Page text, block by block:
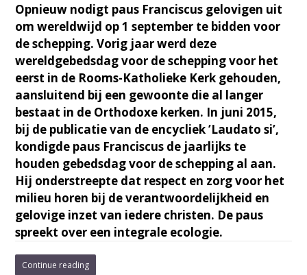
Opnieuw nodigt paus Franciscus gelovigen uit
om wereldwijd op 1 september te bidden voor
de schepping. Vorig jaar werd deze
wereldgebedsdag voor de schepping voor het
eerst in de Rooms-Katholieke Kerk gehouden,
aansluitend bij een gewoonte die al langer
bestaat in de Orthodoxe kerken. In juni 2015,
bij de publicatie van de encycliek ’Laudato si’,
kondigde paus Franciscus de jaarlijks te
houden gebedsdag voor de schepping al aan.
Hij onderstreepte dat respect en zorg voor het
milieu horen bij de verantwoordelijkheid en
gelovige inzet van iedere christen. De paus
spreekt over een integrale ecologie.
Continue reading